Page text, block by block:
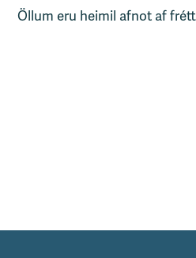
Öllum eru heimil afnot af